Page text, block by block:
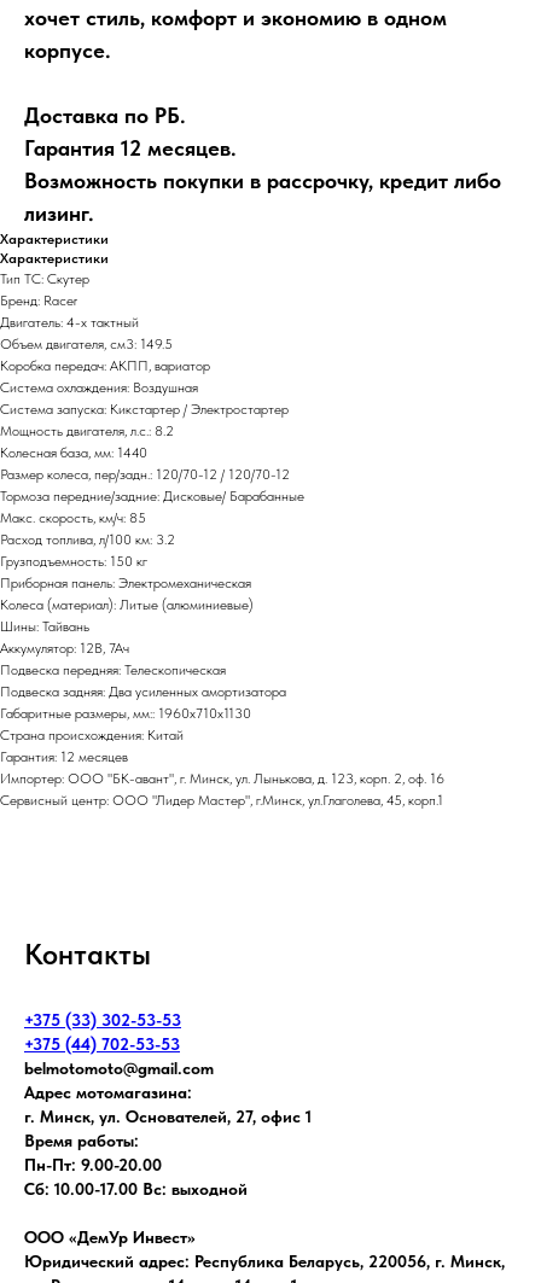
хочет стиль, комфорт и экономию в одном
корпусе.
Доставка по РБ.
Гарантия 12 месяцев.
Возможность покупки в рассрочку, кредит либо
лизинг.
Характеристики
Характеристики
Тип ТС: Скутер
Бренд: Racer
Двигатель: 4-х тактный
Объем двигателя, см3: 149.5
Коробка передач: АКПП, вариатор
Система охлаждения: Воздушная
Система запуска: Кикстартер / Электростартер
Мощность двигателя, л.с.: 8.2
Колесная база, мм: 1440
Размер колеса, пер/задн.: 120/70-12 / 120/70-12
Тормоза передние/задние: Дисковые/ Барабанные
Макс. скорость, км/ч: 85
Расход топлива, л/100 км: 3.2
Грузподъемность: 150 кг
Приборная панель: Электромеханическая
Колеса (материал): Литые (алюминиевые)
Шины: Тайвань
Аккумулятор: 12В, 7Ач
Подвеска передняя: Телескопическая
Подвеска задняя: Два усиленных амортизатора
Габаритные размеры, мм:: 1960x710x1130
Страна происхождения: Китай
Гарантия: 12 месяцев
Импортер: ООО "БК-авант", г. Минск, ул. Лынькова, д. 123, корп. 2, оф. 16
Сервисный центр: ООО "Лидер Мастер", г.Минск, ул.Глаголева, 45, корп.1
Контакты
+375 (33) 302-53-53
+375 (44) 702-53-53
belmotomoto@gmail.com
Адрес мотомагазина:
г. Минск, ул. Основателей, 27, офис 1
Время работы:
Пн-Пт: 9.00-20.00
Сб: 10.00-17.00 Вс: выходной
ООО «ДемУр Инвест»
Юридический адрес: Республика Беларусь, 220056, г. Минск,